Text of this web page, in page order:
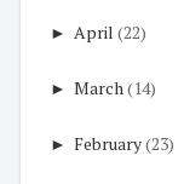
► April (22)
► March(14)
► February(23)